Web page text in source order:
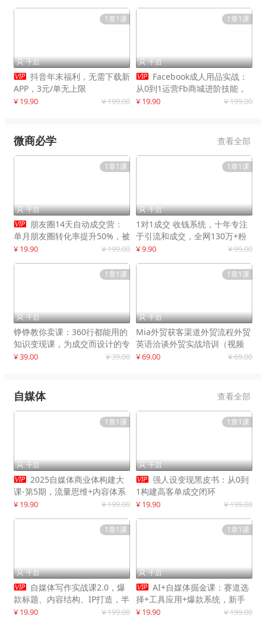
1章1课
 千启
 抖音年末福利，无需下载新
APP，3元/单无上限
¥ 19.90 ¥ 199.00
1章1课
 千启
 Facebook成人用品实战：
从0到1运营Fb商城进阶技能，
快速提升订单转化与店铺收益
¥ 19.90 ¥ 199.00
微商必学 查看全部
1章1课
 千启
 朋友圈14天自动成交营：
单月朋友圈转化率提升50%，被
动收入超3万元
¥ 19.90 ¥ 199.00
1章1课
 千启
1对1成交 收钱系统，十年专注
于引流和成交，全网130万+粉
丝
¥ 9.90 ¥ 99.00
1章1课
 千启
铮铮教你卖课：360行都能用的
知识变现课，为成交而设计的专
属课程
¥ 39.00 ¥ 39.00
1章1课
 千启
Mia外贸获客渠道外贸流程外贸
英语洽谈外贸实战培训（视频
课）价值399元
¥ 69.00 ¥ 69.00
自媒体 查看全部
1章1课
 千启
 2025自媒体商业体构建大
课-第5期，流量思维+内容体系
+变现闭环，打造个人可持续生
¥ 19.90 ¥ 199.00
1章1课
 千启
 强人设变现黑皮书：从0到
1构建高客单成交闭环
¥ 19.90 ¥ 199.00
1章1课
 千启
 自媒体写作实战课2.0，爆
款标题、内容结构、IP打造，半
年复制30万粉月入10万+
¥ 19.90 ¥ 199.00
1章1课
 千启
 AI+自媒体掘金课：赛道选
择+工具应用+爆款系统，新手
快速起步，副业月入8000+
¥ 19.90 ¥ 199.00